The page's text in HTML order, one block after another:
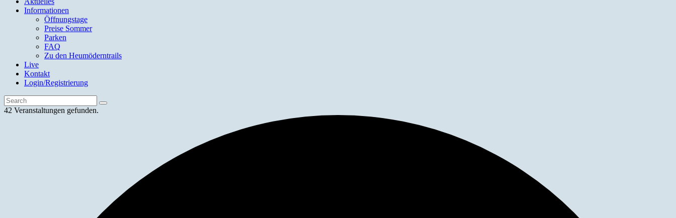
Informationen
Öffnungstage
Preise Sommer
Parken
FAQ
Zu den Heumöderntrails
Live
Kontakt
Login/Registrierung
42 Veranstaltungen gefunden.